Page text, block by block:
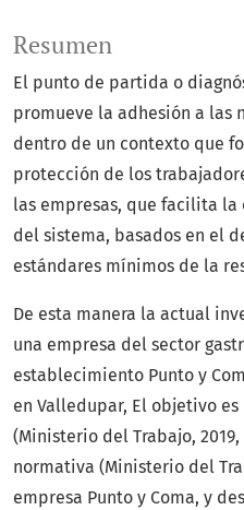
Resumen
El punto de partida o
promueve la adhesión a las
dentro de un contexto que
protección de los
las empresas, que facilita
del sistema, basados en el
estándares mínimos de la
De esta manera la actual
una empresa del sector
establecimiento Punto y
en Valledupar, El objetivo
(Ministerio del Trabajo,
normativa (Ministerio del
empresa Punto y Coma, y